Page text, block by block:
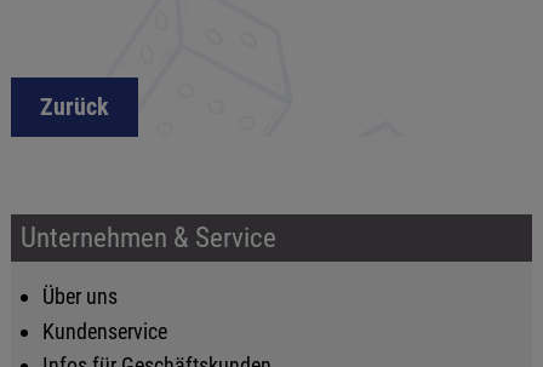
Zurück
Unternehmen & Service
Über uns
Kundenservice